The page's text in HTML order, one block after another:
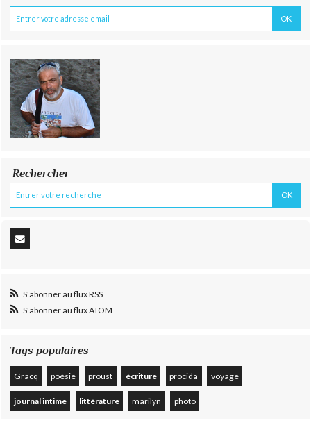
Rechercher
S'abonner au flux RSS
S'abonner au flux ATOM
Tags populaires
Gracq poésie proust écriture procida voyage
journal intime littérature marilyn photo